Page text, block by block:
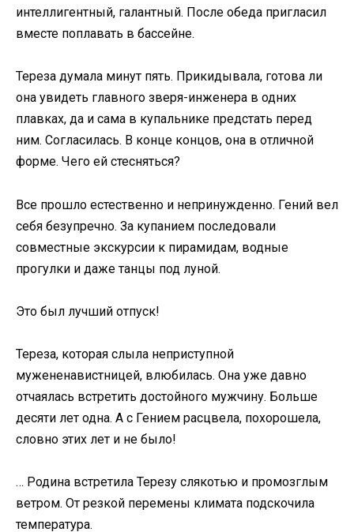
интеллигентный, галантный. После обеда пригласил
вместе поплавать в бассейне.
Тереза думала минут пять. Прикидывала, готова ли
она увидеть главного зверя-инженера в одних
плавках, да и сама в купальнике предстать перед
ним. Согласилась. В конце концов, она в отличной
форме. Чего ей стесняться?
Все прошло естественно и непринужденно. Гений вел
себя безупречно. За купанием последовали
совместные экскурсии к пирамидам, водные
прогулки и даже танцы под луной.
Это был лучший отпуск!
Тереза, которая слыла неприступной
мужененавистницей, влюбилась. Она уже давно
отчаялась встретить достойного мужчину. Больше
десяти лет одна. А с Гением расцвела, похорошела,
словно этих лет и не было!
… Родина встретила Терезу слякотью и промозглым
ветром. От резкой перемены климата подскочила
температура.